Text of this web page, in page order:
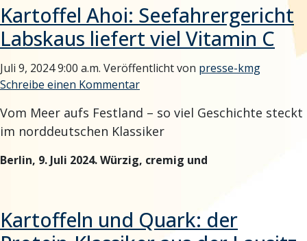
Kartoffel Ahoi: Seefahrergericht
Labskaus liefert viel Vitamin C
Juli 9, 2024 9:00 a.m. Veröffentlicht von presse-kmg
Schreibe einen Kommentar
Vom Meer aufs Festland – so viel Geschichte steckt
im norddeutschen Klassiker
Berlin, 9. Juli 2024. Würzig, cremig und
Kartoffeln und Quark: der